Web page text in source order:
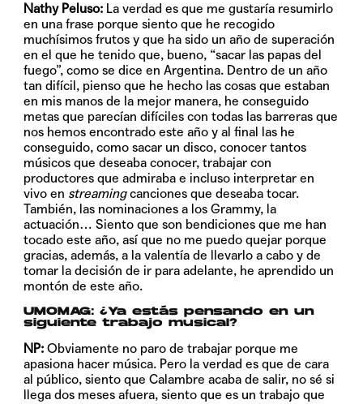
Nathy Peluso: La verdad es que me gustaría resumirlo
en una frase porque siento que he recogido
muchísimos frutos y que ha sido un año de superación
en el que he tenido que, bueno, “sacar las papas del
fuego”, como se dice en Argentina. Dentro de un año
tan difícil, pienso que he hecho las cosas que estaban
en mis manos de la mejor manera, he conseguido
metas que parecían difíciles con todas las barreras que
nos hemos encontrado este año y al final las he
conseguido, como sacar un disco, conocer tantos
músicos que deseaba conocer, trabajar con
productores que admiraba e incluso interpretar en
vivo en streamingcanciones que deseaba tocar.
También, las nominaciones a los Grammy, la
actuación… Siento que son bendiciones que me han
tocado este año, así que no me puedo quejar porque
gracias, además, a la valentía de llevarlo a cabo y de
tomar la decisión de ir para adelante, he aprendido un
montón de este año.
UMOMAG: ¿Ya estás pensando en un
siguiente trabajo musical?
NP: Obviamente no paro de trabajar porque me
apasiona hacer música. Pero la verdad es que de cara
al público, siento que Calambre acaba de salir, no sé si
llega dos meses afuera, siento que es un trabajo que